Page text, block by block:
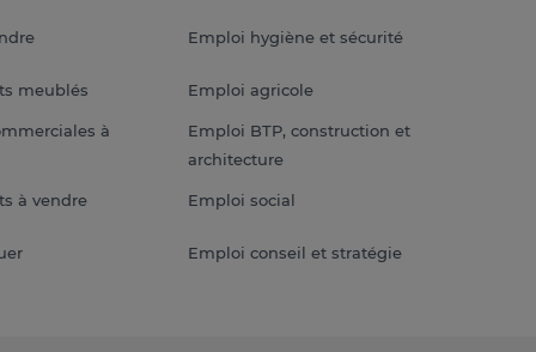
meublés
à
à vendre
Emploi hygiène et sécurité
Emploi agricole
Emploi BTP, construction et
architecture
Emploi social
Emploi conseil et stratégie